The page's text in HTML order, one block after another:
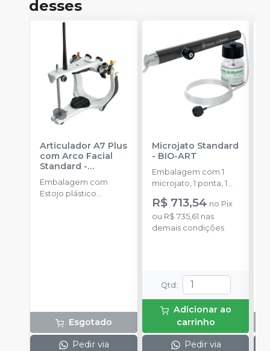
desses
Articulador A7 Plus
com Arco Facial
Standard -
Padronizado
ART
Embalagem com
Estojo plástico
Esgotado
Pedir via
Microjato Standard
- BIO-ART
Embalagem com 1
microjato, 1 ponta, 1
pote de óxido de
alumínio com 50g, 1
conexão para equipo,
1 engate rápido e
R$ 713,54 no Pix
ou R$ 735,61 nas
demais condições
Qtd :
Adicionar ao
carrinho
Pedir via